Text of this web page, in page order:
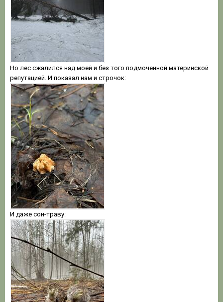
Но лес сжалился над моей и без того подмоченной материнской
репутацией. И показал нам и строчок:
И даже сон-траву: